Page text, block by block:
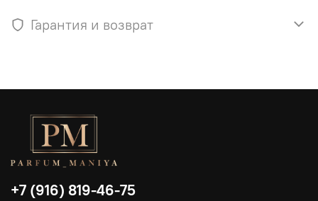
Гарантия и возврат
+7 (916) 819-46-75